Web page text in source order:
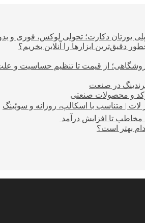
پلی یورتان دکارت؛ تحولی لوکس، فوری و
دقیق‌ترین ابزارها را آنلاین بخریم؟
از قیمت تا تنظیم حساسیت و
در صنعت
و محصولات صنعتی
| متناسب با اسکالپ، روزانه و سوئینگ
بهتر است؟